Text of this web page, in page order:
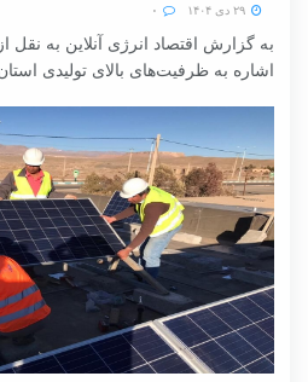
به گزارش اقتصاد انرژی آنلاین به نقل
اشاره به ظرفیت‌های بالای تولیدی